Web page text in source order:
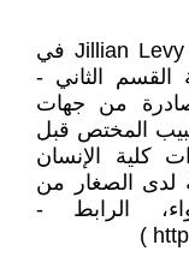
(تنويه و تنبيه: رغم اعتماد CH CH و Jillian Levy في
الثاني -
علميا صادرة من جهات
المختص قبل
كلية الإنسان
لدى الصغار من
الرابط -